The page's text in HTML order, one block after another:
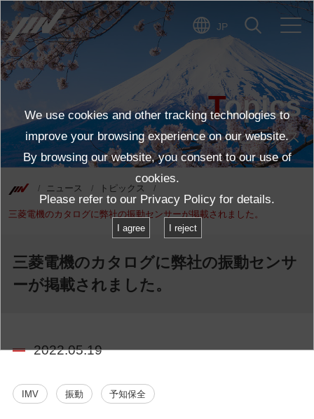
JP
Topics
トピックス
ニュース トピックス
三菱電機のカタログに弊社の振動センサーが掲載されました。
三菱電機のカタログに弊社の振動センサ
ーが掲載されました。
2022.05.19
IMV 振動 予知保全
We use cookies and other tracking technologies to
improve your browsing experience on our website.
By browsing our website, you consent to our use of
cookies.
Please refer to our Privacy Policy for details.
I agree I reject